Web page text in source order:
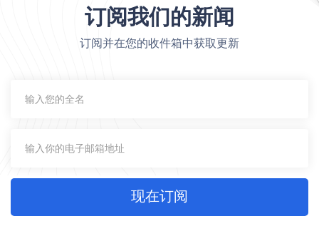
订阅我们的新闻
订阅并在您的收件箱中获取更新
现在订阅